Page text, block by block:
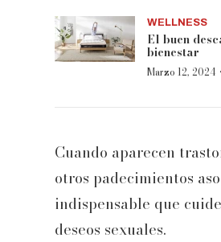
WELLNESS
El buen
bienestar
Marzo 12, 2024 ·
Cuando aparecen
otros padecimientos
indispensable que
deseos sexuales.